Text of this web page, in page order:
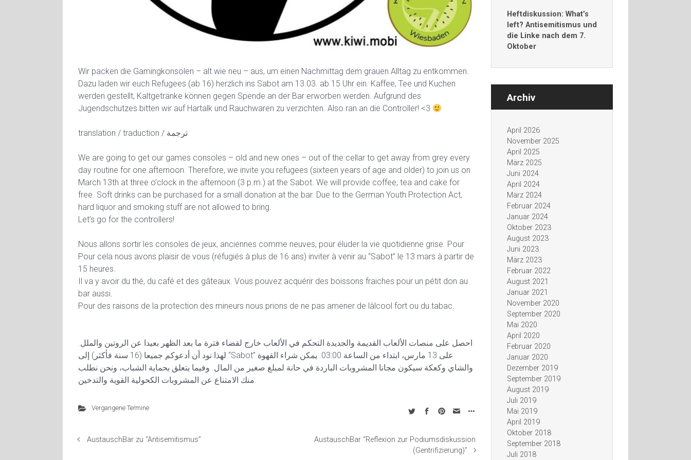
Wir packen die Gamingkonsolen – alt wie neu – aus, um einen Nachmittag dem grauen Alltag zu entkommen.
Dazu laden wir euch Refugees (ab 16) herzlich ins Sabot am 13.03. ab 15 Uhr ein. Kaffee, Tee und Kuchen
werden gestellt, Kaltgetränke können gegen Spende an der Bar erworben werden. Aufgrund des
Jugendschutzes bitten wir auf Hartalk und Rauchwaren zu verzichten. Also ran an die Controller! <3
translation / traduction / ترجمة
We are going to get our games consoles – old and new ones – out of the cellar to get away from grey every
day routine for one afternoon. Therefore, we invite you refugees (sixteen years of age and older) to join us on
March 13th at three o’clock in the afternoon (3 p.m.) at the Sabot. We will provide coffee, tea and cake for
free. Soft drinks can be purchased for a small donation at the bar. Due to the German Youth Protection Act,
hard liquor and smoking stuff are not allowed to bring.
Let’s go for the controllers!
Nous allons sortir les consoles de jeux, anciennes comme neuves, pour éluder la vie quotidienne grise. Pour
Pour cela nous avons plaisir de vous (réfugiés à plus de 16 ans) inviter à venir au “Sabot” le 13 mars à partir de
15 heures.
Il va y avoir du thé, du café et des gâteaux. Vous pouvez acquérir des boissons fraiches pour un pétit don au
bar aussi.
Pour des raisons de la protection des mineurs nous prions de ne pas amener de làlcool fort ou du tabac.
احصل على منصات الألعاب القديمة والجديدة التحكم في الألعاب خارج لقضاء فترة ما بعد الظهر بعيدا عن الروتين والملل.
لهذا نود أن أدعوكم جميعا (16 سنة فأكثر) إلى “Sabot” على 13 مارس، ابتداء من الساعة 03:00. يمكن شراء القهوة
والشاي وكعكة سيكون مجانا المشروبات الباردة في حانة لمبلغ صغير من المال. وفيما يتعلق بحماية الشباب، ونحن نطلب
منك الامتناع عن المشروبات الكحولية القوية والتدخين.
Vergangene Termine
AustauschBar zu “Antisemitismus”
AustauschBar “Reflexion zur Podiumsdiskussion
(Gentrifizierung)”
Heftdiskussion: What’s
left? Antisemitismus und
die Linke nach dem 7.
Oktober
Archiv
April 2026
November 2025
April 2025
März 2025
Juni 2024
April 2024
März 2024
Februar 2024
Januar 2024
Oktober 2023
August 2023
Juni 2023
März 2023
Februar 2022
August 2021
Januar 2021
November 2020
September 2020
Mai 2020
April 2020
Februar 2020
Januar 2020
Dezember 2019
September 2019
August 2019
Juli 2019
Mai 2019
April 2019
Oktober 2018
September 2018
Juli 2018